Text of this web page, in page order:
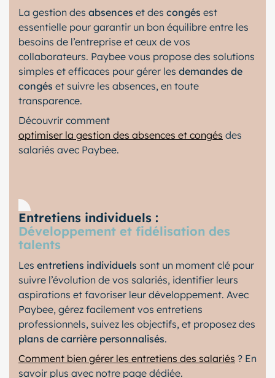
La gestion des absences et des congés est
essentielle pour garantir un bon équilibre entre les
besoins de l’entreprise et ceux de vos
collaborateurs. Paybee vous propose des solutions
simples et efficaces pour gérer les demandes de
congés et suivre les absences, en toute
transparence.
Découvrir comment
optimiser la gestion des absences et congés des
salariés avec Paybee.
Entretiens individuels :
Développement et fidélisation des
talents
Les entretiens individuels sont un moment clé pour
suivre l’évolution de vos salariés, identifier leurs
aspirations et favoriser leur développement. Avec
Paybee, gérez facilement vos entretiens
professionnels, suivez les objectifs, et proposez des
plans de carrière personnalisés.
Comment bien gérer les entretiens des salariés ? En
savoir plus avec notre page dédiée.